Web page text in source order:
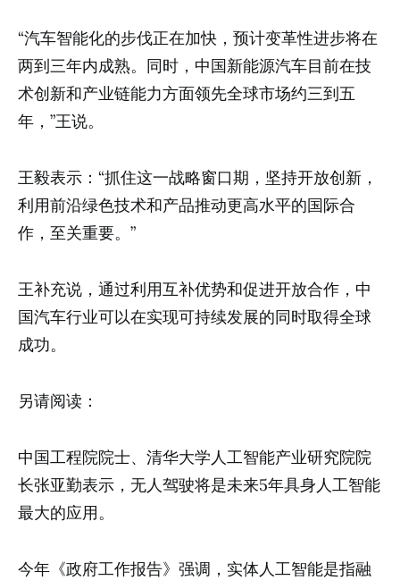
“汽车智能化的步伐正在加快，预计变革性进步将在
两到三年内成熟。同时，中国新能源汽车目前在技
术创新和产业链能力方面领先全球市场约三到五
年，”王说。
王毅表示：“抓住这一战略窗口期，坚持开放创新，
利用前沿绿色技术和产品推动更高水平的国际合
作，至关重要。”
王补充说，通过利用互补优势和促进开放合作，中
国汽车行业可以在实现可持续发展的同时取得全球
成功。
另请阅读：
中国工程院院士、清华大学人工智能产业研究院院
长张亚勤表示，无人驾驶将是未来5年具身人工智能
最大的应用。
今年《政府工作报告》强调，实体人工智能是指融